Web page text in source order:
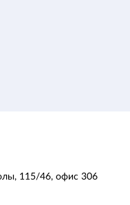
115/46, офис 306